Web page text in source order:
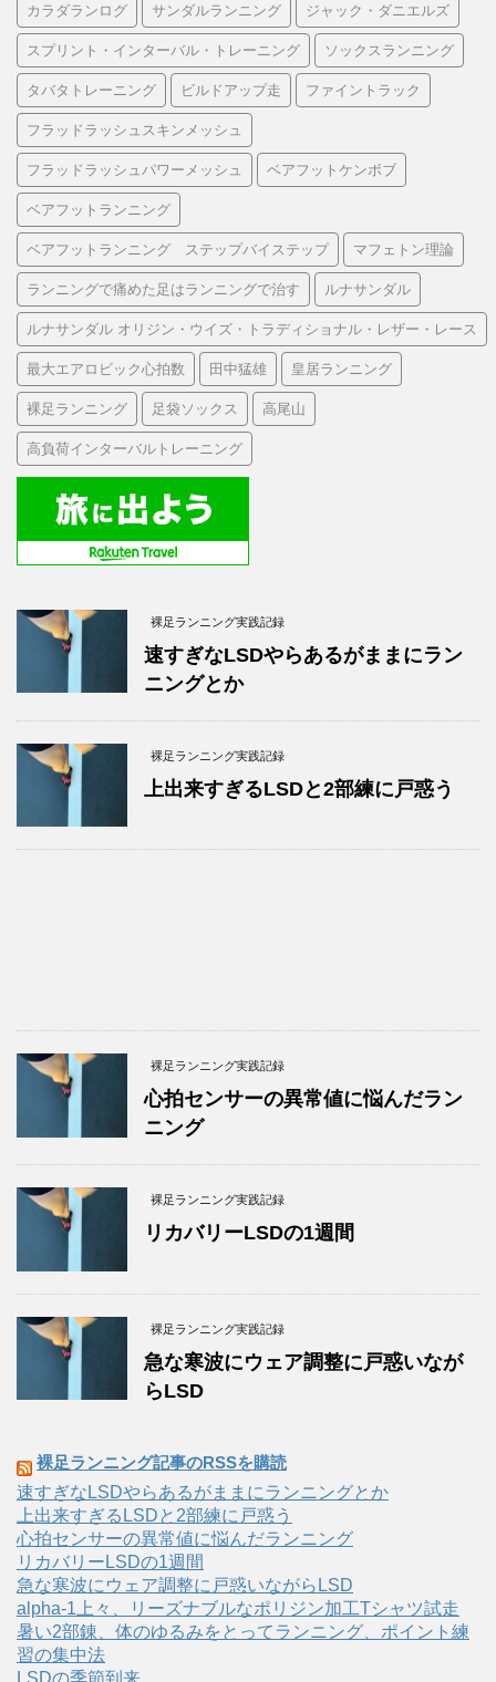
カラダランログ サンダルランニング ジャック・ダニエルズ
スプリント・インターバル・トレーニング ソックスランニング
タバタトレーニング ビルドアップ走 ファイントラック
フラッドラッシュスキンメッシュ
フラッドラッシュパワーメッシュ ベアフットケンボブ
ベアフットランニング
ベアフットランニング ステップバイステップ マフェトン理論
ランニングで痛めた足はランニングで治す ルナサンダル
ルナサンダル オリジン・ウイズ・トラディショナル・レザー・レース
最大エアロビック心拍数 田中猛雄 皇居ランニング
裸足ランニング 足袋ソックス 高尾山
高負荷インターバルトレーニング
裸足ランニング実践記録
速すぎなLSDやらあるがままにラン
ニングとか
裸足ランニング実践記録
上出来すぎるLSDと2部練に戸惑う
裸足ランニング実践記録
心拍センサーの異常値に悩んだラン
ニング
裸足ランニング実践記録
リカバリーLSDの1週間
裸足ランニング実践記録
急な寒波にウェア調整に戸惑いなが
らLSD
裸足ランニング記事のRSSを購読
速すぎなLSDやらあるがままにランニングとか
上出来すぎるLSDと2部練に戸惑う
心拍センサーの異常値に悩んだランニング
リカバリーLSDの1週間
急な寒波にウェア調整に戸惑いながらLSD
alpha-1上々、リーズナブルなポリジン加工Tシャツ試走
暑い2部錬、体のゆるみをとってランニング、ポイント練
習の集中法
LSDの季節到来